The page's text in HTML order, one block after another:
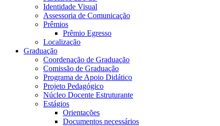
Identidade Visual
Assessoria de Comunicação
Prêmios
Prêmio Egresso
Localização
Graduação
Coordenação de Graduação
Comissão de Graduação
Programa de Apoio Didático
Projeto Pedagógico
Núcleo Docente Estruturante
Estágios
Orientações
Documentos necessários